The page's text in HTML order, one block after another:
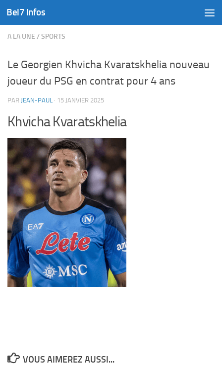
Skip to content
Bel7 Infos
A LA UNE /SPORTS
Le Georgien Khvicha Kvaratskhelia nouveau
joueur du PSG en contrat pour 4 ans
PAR JEAN-PAUL · 15 JANVIER 2025
Khvicha Kvaratskhelia
VOUS AIMEREZ AUSSI...